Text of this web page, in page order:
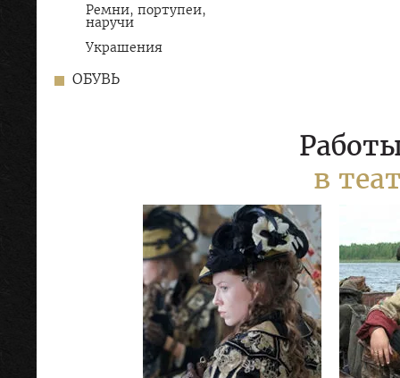
Ремни, портупеи,
наручи
Украшения
ОБУВЬ
в